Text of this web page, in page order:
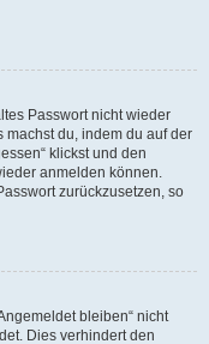
Passwort nicht wieder
machst du, indem du auf der
klickst und den
anmelden können.
zurückzusetzen, so
bleiben“ nicht
Dies verhindert den